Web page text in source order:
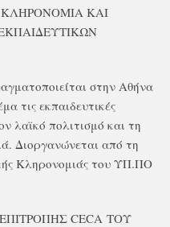
ΚΑΙ
στην Αθήνα
τις εκπαιδευτικές
λαϊκό πολιτισμό και τη
Διοργανώνεται από τη
Κληρονομιάς του ΥΠ.ΠΟ
CECA ΤΟΥ